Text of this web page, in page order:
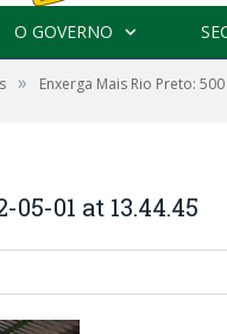
O GOVERNO
» Enxerga Mais Rio Preto:
01 at 13.44.45